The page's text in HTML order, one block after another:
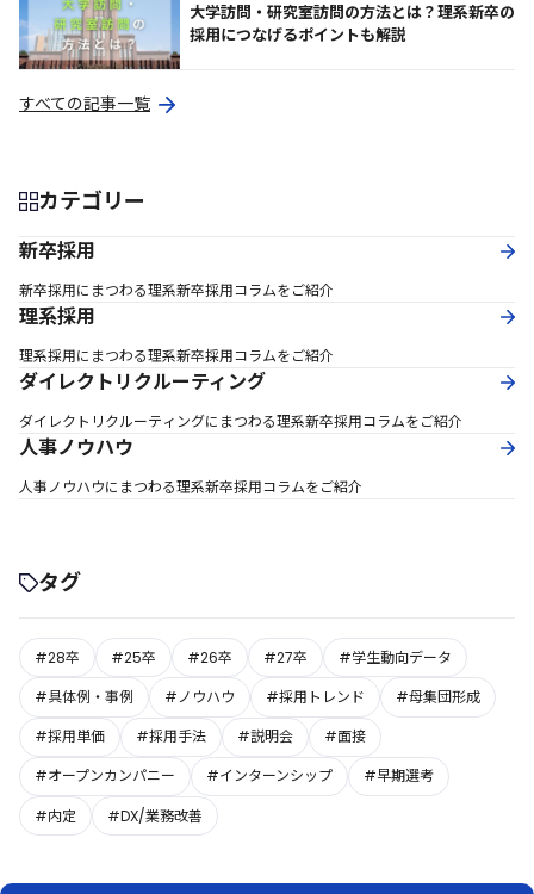
大学訪問・研究室訪問の方法とは？理系新卒の
採用につなげるポイントも解説
すべての記事一覧
カテゴリー
新卒採用
新卒採用にまつわる理系新卒採用コラムをご紹介
理系採用
理系採用にまつわる理系新卒採用コラムをご紹介
ダイレクトリクルーティング
ダイレクトリクルーティングにまつわる理系新卒採用コラムをご紹介
人事ノウハウ
人事ノウハウにまつわる理系新卒採用コラムをご紹介
タグ
#28卒 #25卒 #26卒 #27卒
#学生動向データ
#具体例・事例
#ノウハウ #採用トレンド
#母集団形成
#採用単価
#採用手法 #説明会
#面接
#オープンカンパニー
#インターンシップ
#早期選考
#内定
#DX/業務改善